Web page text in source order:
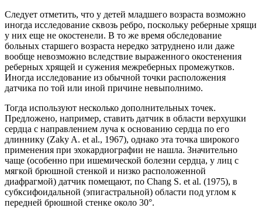
Следует отметить, что у детей младшего возраста возможно
иногда исследование сквозь ребро, поскольку реберные хрящи
у них еще не окостенели. В то же время обследование
больных старшего возраста нередко затруднено или даже
вообще невозможно вследствие выраженного окостенения
реберных хрящей и сужения межреберных промежутков.
Иногда исследование из обычной точки расположения
датчика по той или иной причине невыполнимо.
Тогда используют несколько дополнительных точек.
Предложено, например, ставить датчик в области верхушки
сердца с направлением луча к основанию сердца по его
длиннику (Zaky A. et al., 1967), однако эта точка широкого
применения при эхокардиографии не нашла. Значительно
чаще (особенно при ишемической болезни сердца, у лиц с
мягкой брюшной стенкой и низко расположенной
диафрагмой) датчик помещают, по Chang S. et al. (1975), в
субксифоидальной (эпигастральной) области под углом к
передней брюшной стенке около 30°.